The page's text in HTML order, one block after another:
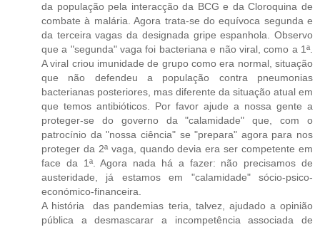
da população pela interacção da BCG e da Cloroquina de
combate à malária. Agora trata-se do equívoca segunda e
da terceira vagas da designada gripe espanhola. Observo
que a "segunda" vaga foi bacteriana e não viral, como a 1ª.
A viral criou imunidade de grupo como era normal, situação
que não defendeu a população contra pneumonias
bacterianas posteriores, mas diferente da situação atual em
que temos antibióticos. Por favor ajude a nossa gente a
proteger-se do governo da "calamidade" que, com o
patrocínio da "nossa ciência" se "prepara" agora para nos
proteger da 2ª vaga, quando devia era ser competente em
face da 1ª. Agora nada há a fazer: não precisamos de
austeridade, já estamos em "calamidade" sócio-psico-
económico-financeira.
A história das pandemias teria, talvez, ajudado a opinião
pública a desmascarar a incompetência associada de